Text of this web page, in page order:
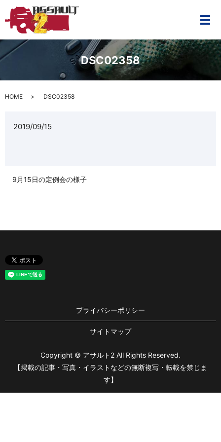
メ
DSC02358
HOME DSC02358
2019/09/15
9月15日の定例会の様子
プライバシーポリシー
サイトマップ
Copyright © アサルト2 All Rights Reserved.
【掲載の記事・写真・イラストなどの無断複写・転載を禁じま
す】